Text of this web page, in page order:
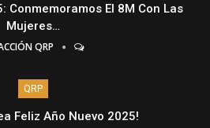
Conmemoramos El 8M Con Las
Mujeres…
QRP
QRP
Feliz Año Nuevo 2025!